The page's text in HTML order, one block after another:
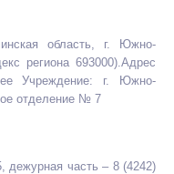
область, г. Южно-
региона 693000).Адрес
Учреждение: г. Южно-
отделение № 7
дежурная часть – 8 (4242)